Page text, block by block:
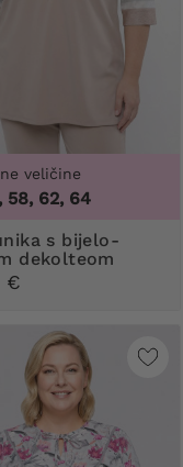
veličine
58, 62, 64
dekolteom
€